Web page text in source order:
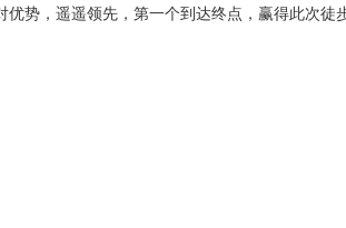
势，遥遥领先，第一个到达终点，赢得此次